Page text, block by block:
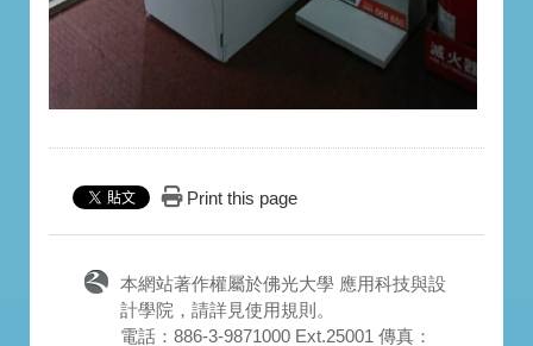
Print this page
本網站著作權屬於佛光大學 應用科技與設
計學院，請詳見使用規則 。
電話：886-3-9871000 Ext.25001 傳真：